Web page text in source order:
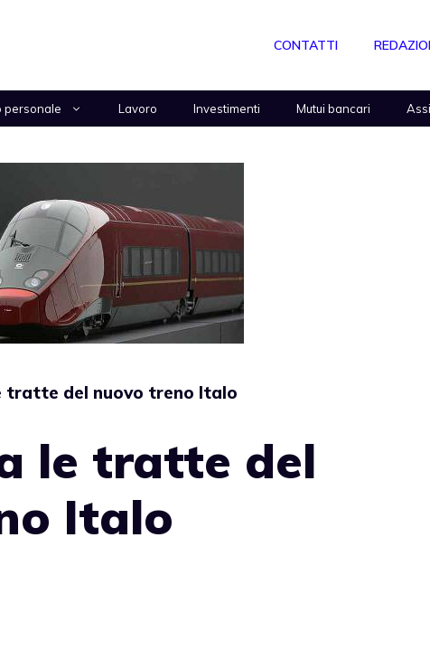
CONTATTI
personale Lavoro Investimenti Mutui bancari
tratte del nuovo treno Italo
le tratte del
Italo